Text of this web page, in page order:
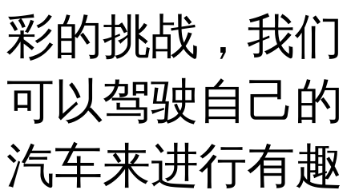
彩的挑战，我们
可以驾驶自己的
汽车来进行有趣